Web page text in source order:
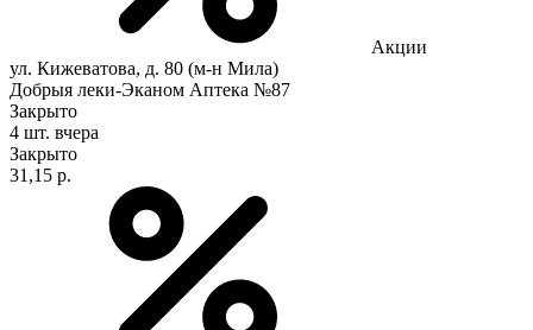
Акции
ул. Кижеватова, д. 80 (м-н Мила)
Добрыя леки-Эканом Аптека №87
Закрыто
4 шт. вчера
Закрыто
31,15 р.